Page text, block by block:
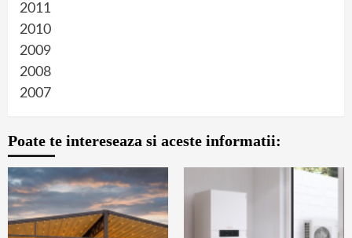
2011
2010
2009
2008
2007
Poate te intereseaza si aceste informatii: